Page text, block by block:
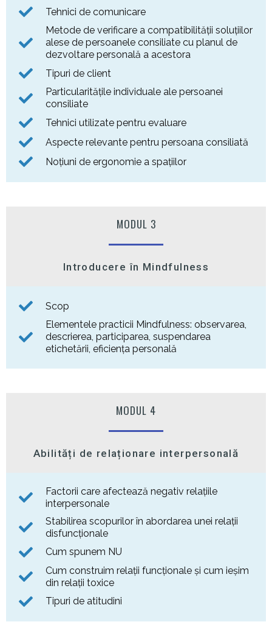
Tehnici de comunicare
Metode de verificare a compatibilității soluțiilor
alese de persoanele consiliate cu planul de
dezvoltare personală a acestora
Tipuri de client
Particularitățile individuale ale persoanei
consiliate
Tehnici utilizate pentru evaluare
Aspecte relevante pentru persoana consiliată
Noțiuni de ergonomie a spațiilor
MODUL 3
Introducere în Mindfulness
Scop
Elementele practicii Mindfulness: observarea,
descrierea, participarea, suspendarea
etichetării, eficiența personală
MODUL 4
Abilități de relaționare interpersonală
Factorii care afectează negativ relațiile
interpersonale
Stabilirea scopurilor în abordarea unei relații
disfuncționale
Cum spunem NU
Cum construim relații funcționale și cum ieșim
din relații toxice
Tipuri de atitudini